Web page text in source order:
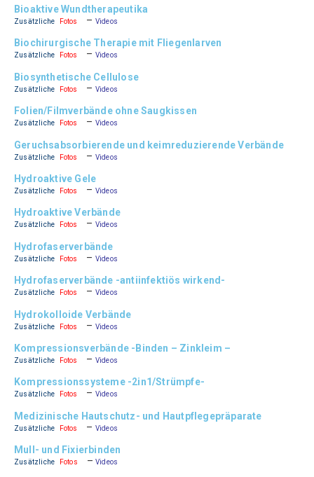
Bioaktive Wundtherapeutika
Zusätzliche Fotos – Videos
Biochirurgische Therapie mit Fliegenlarven
Zusätzliche Fotos – Videos
Biosynthetische Cellulose
Zusätzliche Fotos – Videos
Folien/Filmverbände ohne Saugkissen
Zusätzliche Fotos – Videos
Geruchsabsorbierende und keimreduzierende Verbände
Zusätzliche Fotos – Videos
Hydroaktive Gele
Zusätzliche Fotos – Videos
Hydroaktive Verbände
Zusätzliche Fotos – Videos
Hydrofaserverbände
Zusätzliche Fotos – Videos
Hydrofaserverbände -antiinfektiös wirkend-
Zusätzliche Fotos – Videos
Hydrokolloide Verbände
Zusätzliche Fotos – Videos
Kompressionsverbände -Binden – Zinkleim –
Zusätzliche Fotos – Videos
Kompressionssysteme -2in1/Strümpfe-
Zusätzliche Fotos – Videos
Medizinische Hautschutz- und Hautpflegepräparate
Zusätzliche Fotos – Videos
Mull- und Fixierbinden
Zusätzliche Fotos –Videos